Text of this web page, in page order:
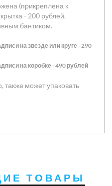
(прикреплена к
- 200 рублей.
бантиком.
на звезде или круге - 290
на коробке - 490 рублей
также может упаковать
ТОВАРЫ